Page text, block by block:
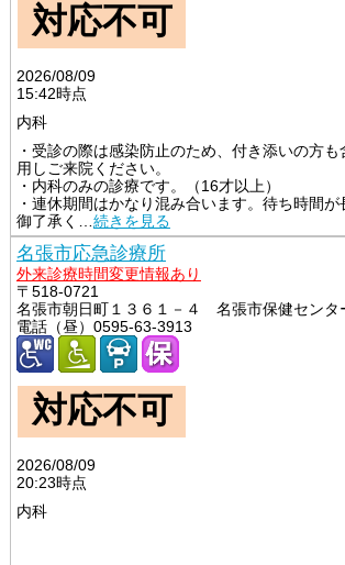
対応不可
2026/08/09
15:42時点
内科
・受診の際は感染防止のため、付き添いの方
用しご来院ください。
・内科のみの診療です。（16才以上）
・連休期間はかなり混み合います。待ち時間
御了承く
続きを見る
名張市応急診療所
外来診療時間変更情報あり
〒518-0721
名張市朝日町１３６１－４ 名張市保健センタ
電話（昼）0595-63-3913
対応不可
2026/08/09
20:23時点
内科